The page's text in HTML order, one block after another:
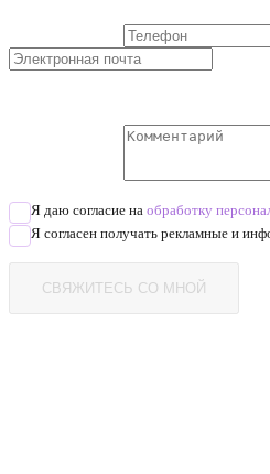
Я даю согласие на обработку
Я согласен получать рекламные и